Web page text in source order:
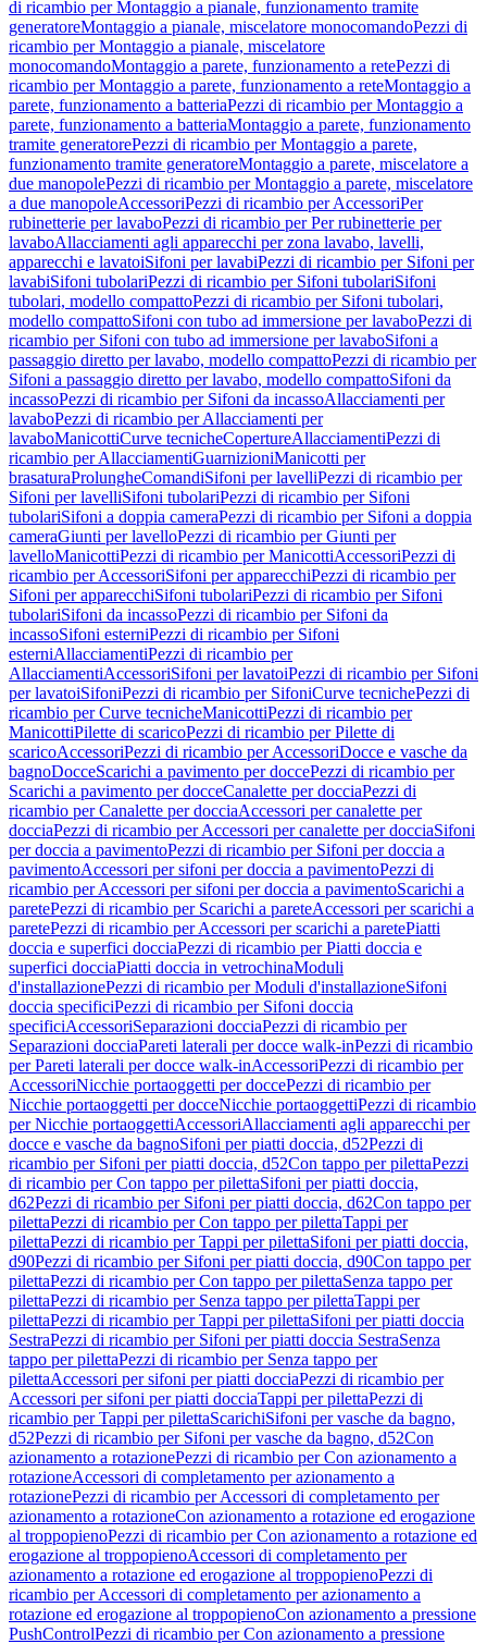
di ricambio per Montaggio a pianale, funzionamento tramite
generatoreMontaggio a pianale, miscelatore monocomandoPezzi di
ricambio per Montaggio a pianale, miscelatore
monocomandoMontaggio a parete, funzionamento a retePezzi di
ricambio per Montaggio a parete, funzionamento a reteMontaggio a
parete, funzionamento a batteriaPezzi di ricambio per Montaggio a
parete, funzionamento a batteriaMontaggio a parete, funzionamento
tramite generatorePezzi di ricambio per Montaggio a parete,
funzionamento tramite generatoreMontaggio a parete, miscelatore a
due manopolePezzi di ricambio per Montaggio a parete, miscelatore
a due manopoleAccessoriPezzi di ricambio per AccessoriPer
rubinetterie per lavaboPezzi di ricambio per Per rubinetterie per
lavaboAllacciamenti agli apparecchi per zona lavabo, lavelli,
apparecchi e lavatoiSifoni per lavabiPezzi di ricambio per Sifoni per
lavabiSifoni tubolariPezzi di ricambio per Sifoni tubolariSifoni
tubolari, modello compattoPezzi di ricambio per Sifoni tubolari,
modello compattoSifoni con tubo ad immersione per lavaboPezzi di
ricambio per Sifoni con tubo ad immersione per lavaboSifoni a
passaggio diretto per lavabo, modello compattoPezzi di ricambio per
Sifoni a passaggio diretto per lavabo, modello compattoSifoni da
incassoPezzi di ricambio per Sifoni da incassoAllacciamenti per
lavaboPezzi di ricambio per Allacciamenti per
lavaboManicottiCurve tecnicheCopertureAllacciamentiPezzi di
ricambio per AllacciamentiGuarnizioniManicotti per
brasaturaProlungheComandiSifoni per lavelliPezzi di ricambio per
Sifoni per lavelliSifoni tubolariPezzi di ricambio per Sifoni
tubolariSifoni a doppia cameraPezzi di ricambio per Sifoni a doppia
cameraGiunti per lavelloPezzi di ricambio per Giunti per
lavelloManicottiPezzi di ricambio per ManicottiAccessoriPezzi di
ricambio per AccessoriSifoni per apparecchiPezzi di ricambio per
Sifoni per apparecchiSifoni tubolariPezzi di ricambio per Sifoni
tubolariSifoni da incassoPezzi di ricambio per Sifoni da
incassoSifoni esterniPezzi di ricambio per Sifoni
esterniAllacciamentiPezzi di ricambio per
AllacciamentiAccessoriSifoni per lavatoiPezzi di ricambio per Sifoni
per lavatoiSifoniPezzi di ricambio per SifoniCurve tecnichePezzi di
ricambio per Curve tecnicheManicottiPezzi di ricambio per
ManicottiPilette di scaricoPezzi di ricambio per Pilette di
scaricoAccessoriPezzi di ricambio per AccessoriDocce e vasche da
bagnoDocceScarichi a pavimento per doccePezzi di ricambio per
Scarichi a pavimento per docceCanalette per docciaPezzi di
ricambio per Canalette per docciaAccessori per canalette per
docciaPezzi di ricambio per Accessori per canalette per docciaSifoni
per doccia a pavimentoPezzi di ricambio per Sifoni per doccia a
pavimentoAccessori per sifoni per doccia a pavimentoPezzi di
ricambio per Accessori per sifoni per doccia a pavimentoScarichi a
paretePezzi di ricambio per Scarichi a pareteAccessori per scarichi a
paretePezzi di ricambio per Accessori per scarichi a paretePiatti
doccia e superfici docciaPezzi di ricambio per Piatti doccia e
superfici docciaPiatti doccia in vetrochinaModuli
d'installazionePezzi di ricambio per Moduli d'installazioneSifoni
doccia specificiPezzi di ricambio per Sifoni doccia
specificiAccessoriSeparazioni docciaPezzi di ricambio per
Separazioni docciaPareti laterali per docce walk-inPezzi di ricambio
per Pareti laterali per docce walk-inAccessoriPezzi di ricambio per
AccessoriNicchie portaoggetti per doccePezzi di ricambio per
Nicchie portaoggetti per docceNicchie portaoggettiPezzi di ricambio
per Nicchie portaoggettiAccessoriAllacciamenti agli apparecchi per
docce e vasche da bagnoSifoni per piatti doccia, d52Pezzi di
ricambio per Sifoni per piatti doccia, d52Con tappo per pilettaPezzi
di ricambio per Con tappo per pilettaSifoni per piatti doccia,
d62Pezzi di ricambio per Sifoni per piatti doccia, d62Con tappo per
pilettaPezzi di ricambio per Con tappo per pilettaTappi per
pilettaPezzi di ricambio per Tappi per pilettaSifoni per piatti doccia,
d90Pezzi di ricambio per Sifoni per piatti doccia, d90Con tappo per
pilettaPezzi di ricambio per Con tappo per pilettaSenza tappo per
pilettaPezzi di ricambio per Senza tappo per pilettaTappi per
pilettaPezzi di ricambio per Tappi per pilettaSifoni per piatti doccia
SestraPezzi di ricambio per Sifoni per piatti doccia SestraSenza
tappo per pilettaPezzi di ricambio per Senza tappo per
pilettaAccessori per sifoni per piatti docciaPezzi di ricambio per
Accessori per sifoni per piatti docciaTappi per pilettaPezzi di
ricambio per Tappi per pilettaScarichiSifoni per vasche da bagno,
d52Pezzi di ricambio per Sifoni per vasche da bagno, d52Con
azionamento a rotazionePezzi di ricambio per Con azionamento a
rotazioneAccessori di completamento per azionamento a
rotazionePezzi di ricambio per Accessori di completamento per
azionamento a rotazioneCon azionamento a rotazione ed erogazione
al troppopienoPezzi di ricambio per Con azionamento a rotazione ed
erogazione al troppopienoAccessori di completamento per
azionamento a rotazione ed erogazione al troppopienoPezzi di
ricambio per Accessori di completamento per azionamento a
rotazione ed erogazione al troppopienoCon azionamento a pressione
PushControlPezzi di ricambio per Con azionamento a pressione